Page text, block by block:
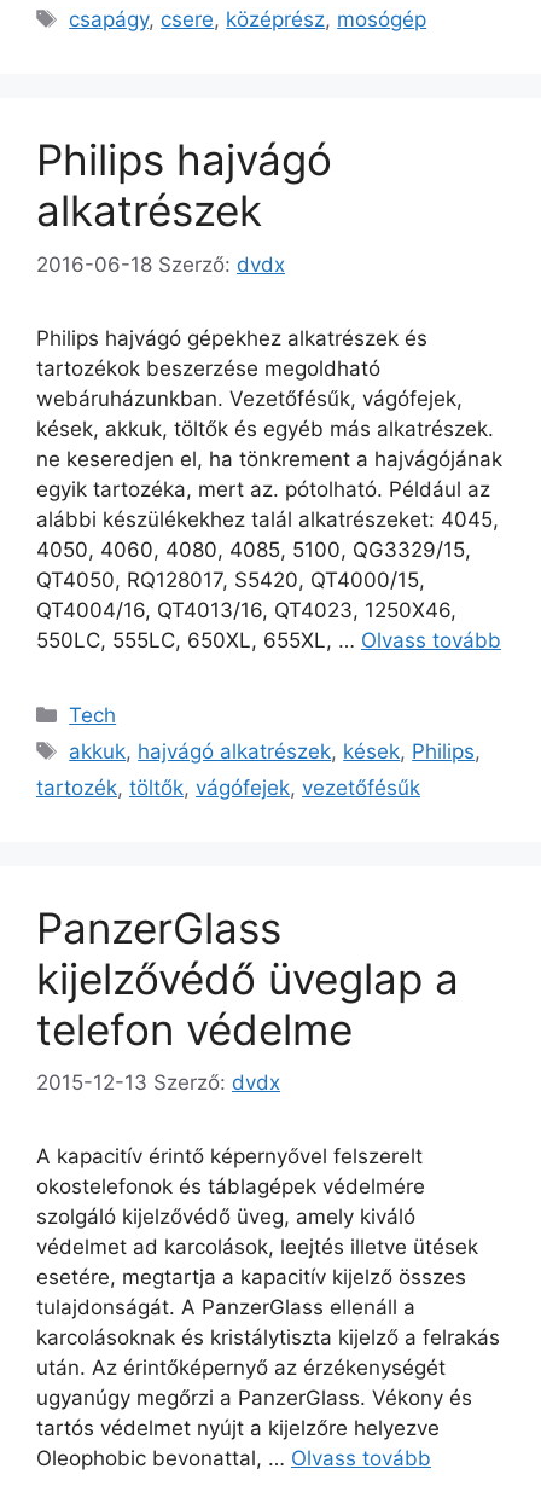
Címkék
csapágy, csere, középrész, mosógép
Philips hajvágó
alkatrészek
2016-06-18 Szerző: dvdx
Philips hajvágó gépekhez alkatrészek és
tartozékok beszerzése megoldható
webáruházunkban. Vezetőfésűk, vágófejek,
kések, akkuk, töltők és egyéb más alkatrészek.
ne keseredjen el, ha tönkrement a hajvágójának
egyik tartozéka, mert az. pótolható. Például az
alábbi készülékekhez talál alkatrészeket: 4045,
4050, 4060, 4080, 4085, 5100, QG3329/15,
QT4050, RQ128017, S5420, QT4000/15,
QT4004/16, QT4013/16, QT4023, 1250X46,
550LC, 555LC, 650XL, 655XL, … Olvass tovább
Kategória
Tech
Címkék
akkuk, hajvágó alkatrészek, kések, Philips,
tartozék, töltők, vágófejek, vezetőfésűk
PanzerGlass
kijelzővédő üveglap a
telefon védelme
2015-12-13 Szerző: dvdx
A kapacitív érintő képernyővel felszerelt
okostelefonok és táblagépek védelmére
szolgáló kijelzővédő üveg, amely kiváló
védelmet ad karcolások, leejtés illetve ütések
esetére, megtartja a kapacitív kijelző összes
tulajdonságát. A PanzerGlass ellenáll a
karcolásoknak és kristálytiszta kijelző a felrakás
után. Az érintőképernyő az érzékenységét
ugyanúgy megőrzi a PanzerGlass. Vékony és
tartós védelmet nyújt a kijelzőre helyezve
Oleophobic bevonattal, … Olvass tovább